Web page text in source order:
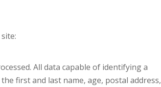
All data capable of identifying a
first and last name, age, postal address,